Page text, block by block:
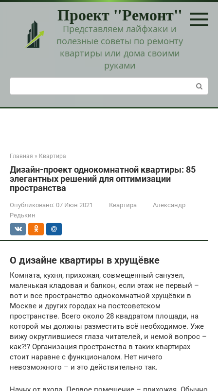
Перейти
Проект "Ремонт"
Представляем лайфхаки и
полезные советы по ремонту
квартиры или дома своими
руками
Поиск:
Главная » Квартира
Дизайн-проект однокомнатной квартиры: 85
элегантных решений для оптимизации
пространства
Опубликовано: 07 Июн 2021 Квартира
Александр
Редькин
О дизайне квартиры в хрущёвке
Комната, кухня, прихожая, совмещенный санузел,
маленькая кладовая и балкон, если этаж не первый –
вот и все пространство однокомнатной хрущёвки в
Москве и других городах на постсоветском
пространстве. Всего около 28 квадратом площади, на
которой мы должны разместить всё необходимое. Уже
вижу округлившиеся глаза читателей, и немой вопрос –
как?!? Организация пространства в таких квартирах
стоит наравне с функционалом. Нет ничего
невозможного – и это действительно так.